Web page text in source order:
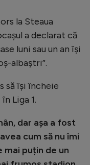
la Steaua
a declarat că
luni sau un an își
albaștri”.
să își încheie
Liga 1.
dar așa a fost
cum să nu îmi
mai puțin de un